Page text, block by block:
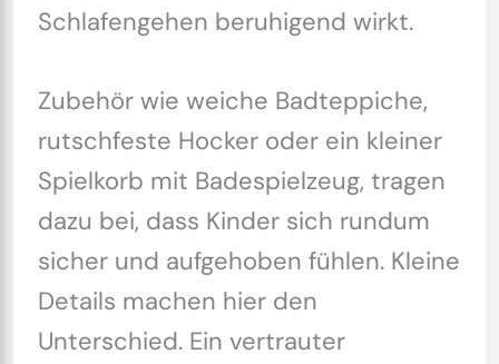
Schlafengehen beruhigend wirkt.
Zubehör wie weiche Badteppiche,
rutschfeste Hocker oder ein kleiner
Spielkorb mit Badespielzeug, tragen
dazu bei, dass Kinder sich rundum
sicher und aufgehoben fühlen. Kleine
Details machen hier den
Unterschied. Ein vertrauter